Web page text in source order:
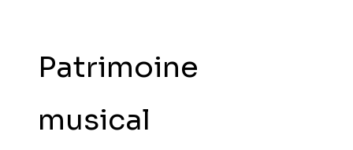
Patrimoine
musical